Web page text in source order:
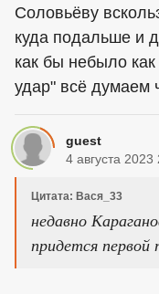
Соловьёву
куда подальше и
как бы небыло
удар" всё думаем
guest
4 августа 2023
Цитата: Вася_33
недавно
придется